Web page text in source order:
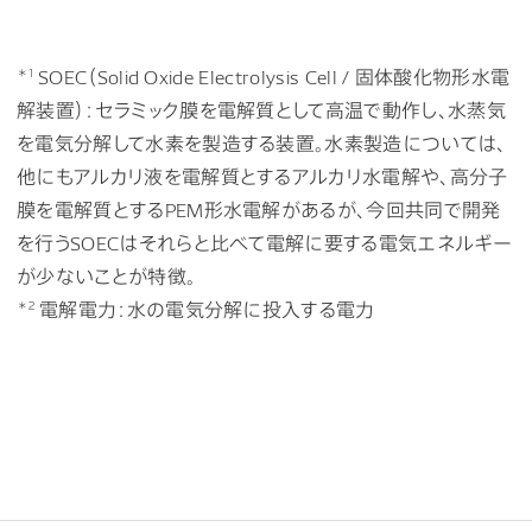
＊1 SOEC（Solid Oxide Electrolysis Cell / 固体酸化物形水電
解装置）：セラミック膜を電解質として高温で動作し、水蒸気
を電気分解して水素を製造する装置。水素製造については、
他にもアルカリ液を電解質とするアルカリ水電解や、高分子
膜を電解質とするPEM形水電解があるが、今回共同で開発
を行うSOECはそれらと比べて電解に要する電気エネルギー
が少ないことが特徴。
＊2 電解電力：水の電気分解に投入する電力